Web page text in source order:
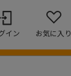
イン お気に入り